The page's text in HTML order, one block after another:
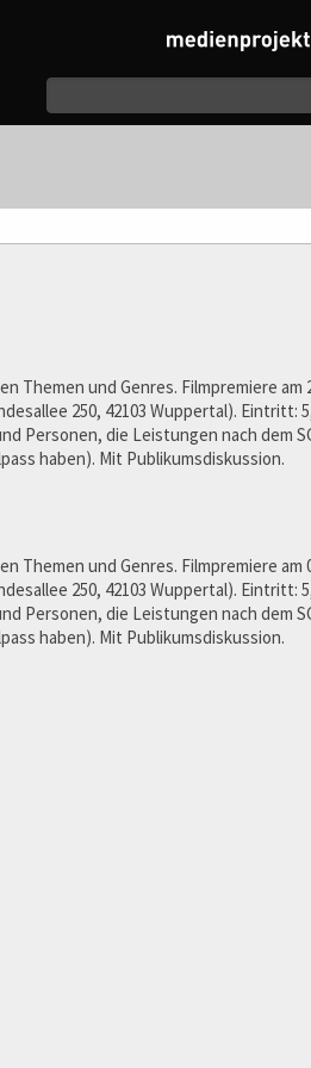
Themen und Genres. Filmpremiere am
250, 42103 Wuppertal). Eintritt:
Personen, die Leistungen nach dem
haben). Mit Publikumsdiskussion.
Themen und Genres. Filmpremiere am
250, 42103 Wuppertal). Eintritt:
Personen, die Leistungen nach dem
haben). Mit Publikumsdiskussion.